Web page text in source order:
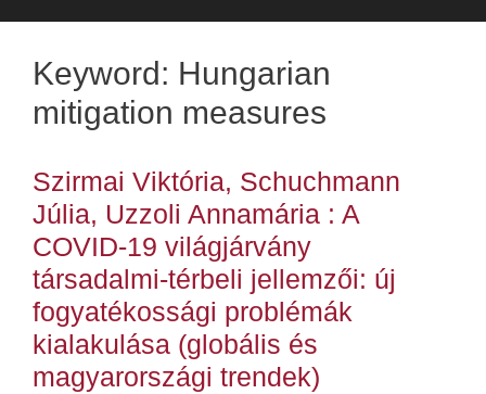
Keyword: Hungarian
mitigation measures
Szirmai Viktória, Schuchmann
Júlia, Uzzoli Annamária : A
COVID-19 világjárvány
társadalmi-térbeli jellemzői: új
fogyatékossági problémák
kialakulása (globális és
magyarországi trendek)